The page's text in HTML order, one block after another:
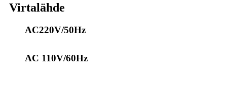
Virtalähde
AC220V/50Hz
AC 110V/60Hz